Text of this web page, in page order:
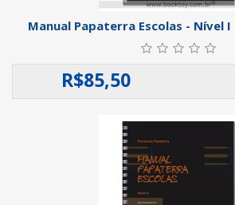
Manual Papaterra Escolas - Nível I
R$85,50